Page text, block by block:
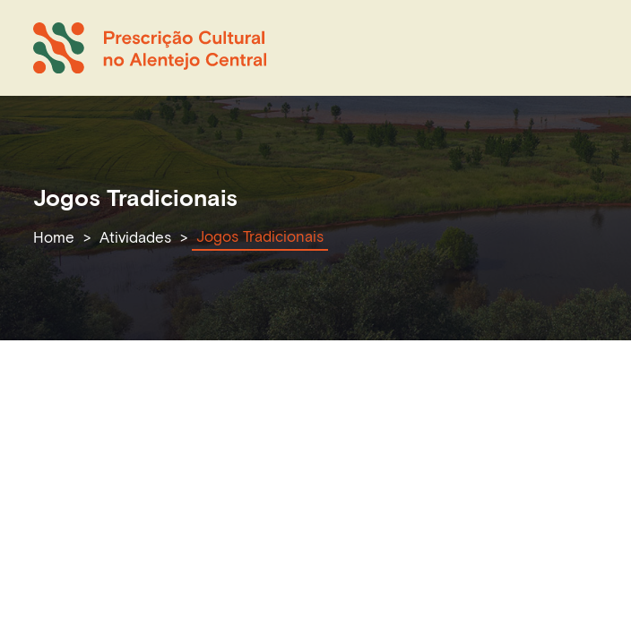
Jogos Tradicionais
Home Atividades Jogos Tradicionais